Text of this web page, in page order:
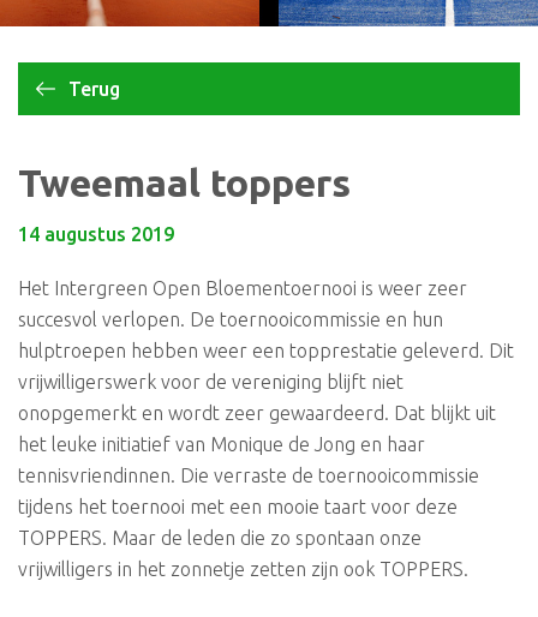
Terug
Tweemaal toppers
14 augustus 2019
Het Intergreen Open Bloementoernooi is weer zeer
succesvol verlopen. De toernooicommissie en hun
hulptroepen hebben weer een topprestatie geleverd. Dit
vrijwilligerswerk voor de vereniging blijft niet
onopgemerkt en wordt zeer gewaardeerd. Dat blijkt uit
het leuke initiatief van Monique de Jong en haar
tennisvriendinnen. Die verraste de toernooicommissie
tijdens het toernooi met een mooie taart voor deze
TOPPERS. Maar de leden die zo spontaan onze
vrijwilligers in het zonnetje zetten zijn ook TOPPERS.